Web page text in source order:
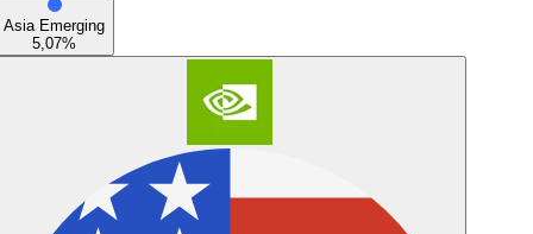
Asia Emerging
5,07%